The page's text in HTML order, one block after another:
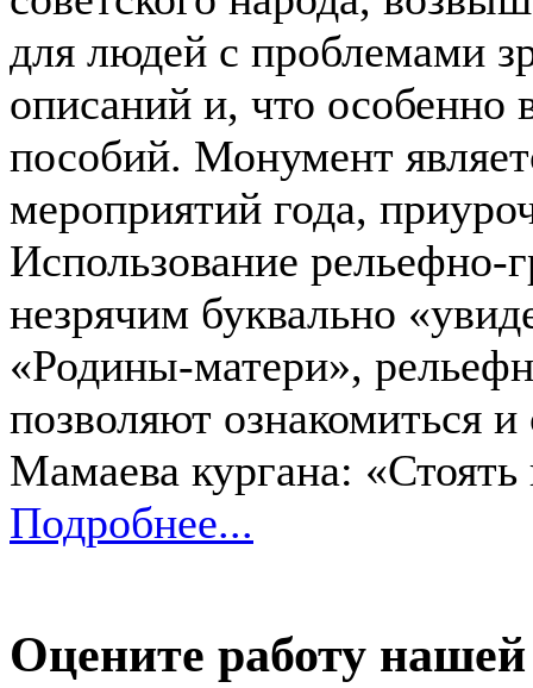
для людей с проблемами
описаний и, что особенно
пособий. Монумент
мероприятий года,
Использование рельефно-
незрячим буквально
«Родины-матери»,
позволяют ознакомиться
Мамаева кургана:
Подробнее...
Оцените работу